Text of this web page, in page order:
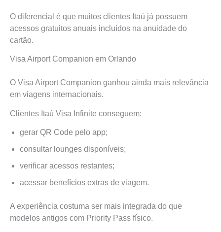
O diferencial é que muitos clientes Itaú já possuem
acessos gratuitos anuais incluídos na anuidade do
cartão.
Visa Airport Companion em Orlando
O Visa Airport Companion ganhou ainda mais relevância
em viagens internacionais.
Clientes Itaú Visa Infinite conseguem:
gerar QR Code pelo app;
consultar lounges disponíveis;
verificar acessos restantes;
acessar benefícios extras de viagem.
A experiência costuma ser mais integrada do que
modelos antigos com Priority Pass físico.